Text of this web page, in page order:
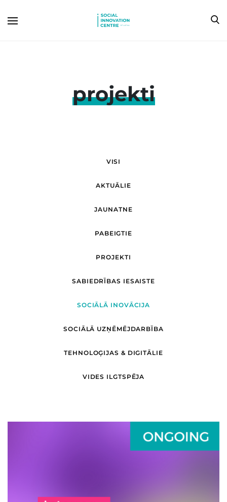
projekti
VISI
AKTUĀLIE
JAUNATNE
PABEIGTIE
PROJEKTI
SABIEDRĪBAS IESAISTE
SOCIĀLĀ INOVĀCIJA
SOCIĀLĀ UZŅĒMĒJDARBĪBA
TEHNOLOĢIJAS & DIGITĀLIE
VIDES ILGTSPĒJA